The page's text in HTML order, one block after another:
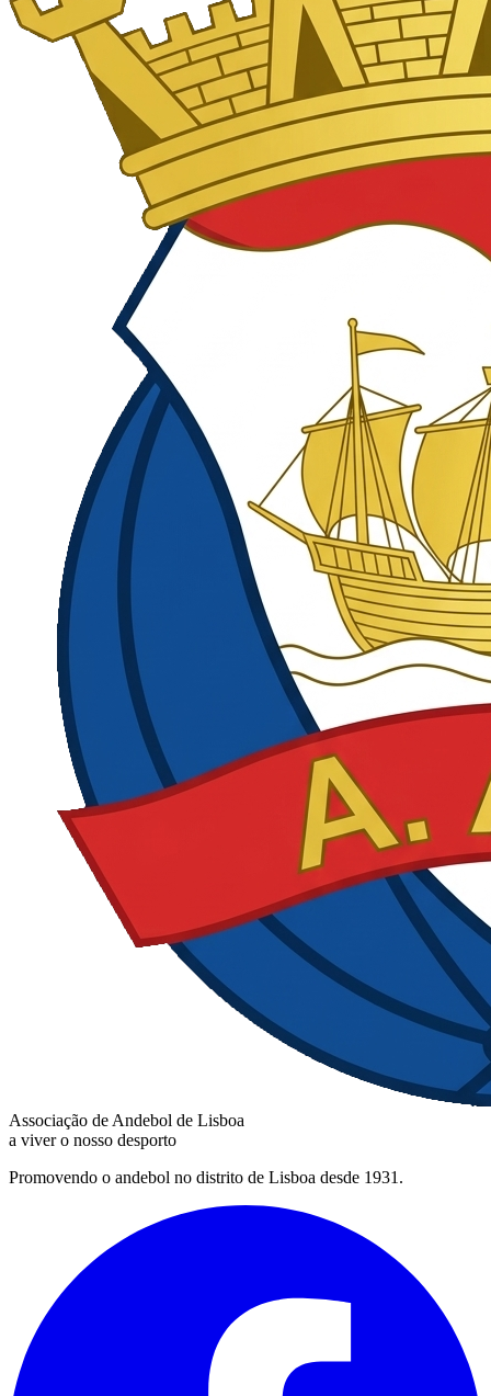
Associação de Andebol de Lisboa
a viver o nosso desporto
Promovendo o andebol no distrito de Lisboa desde 1931.